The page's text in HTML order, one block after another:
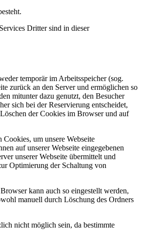
Dritter sind in dieser
temporär im Arbeitsspeicher (sog.
zurück an den Server und ermöglichen so
mitunter dazu genutzt, den Besucher
sich bei der Reservierung entscheidet,
der Cookies im Browser und auf
um unsere Webseite
auf unserer Webseite eingegebenen
unserer Webseite übermittelt und
Optimierung der Schaltung von
kann auch so eingestellt werden,
manuell durch Löschung des Ordners
nicht möglich sein, da bestimmte